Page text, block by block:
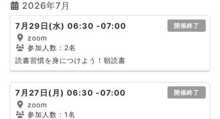
2026年7月
7月29日(水) 06:30 -07:00 開催終了
zoom
参加人数：2名
読書習慣を身につけよう！朝読書
7月27日(月) 06:30 -07:00 開催終了
zoom
参加人数：1名